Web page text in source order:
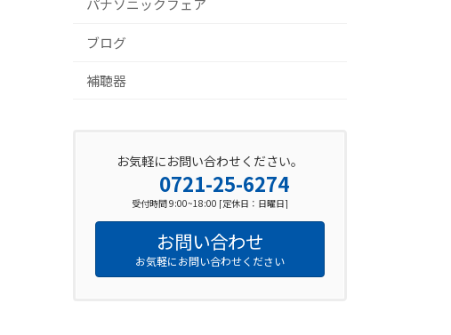
パナソニックフェア
ブログ
補聴器
お気軽にお問い合わせください。
0721-25-6274
受付時間 9:00~18:00 [定休日：日曜日]
お問い合わせ
お気軽にお問い合わせください